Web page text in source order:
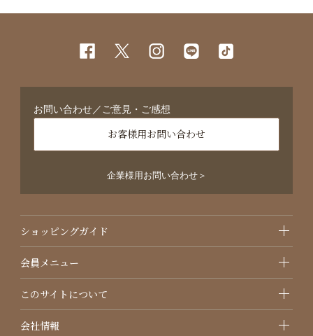
お問い合わせ／ご意見・ご感想
お客様用お問い合わせ
企業様用お問い合わせ＞
ショッピングガイド
会員メニュー
このサイトについて
会社情報